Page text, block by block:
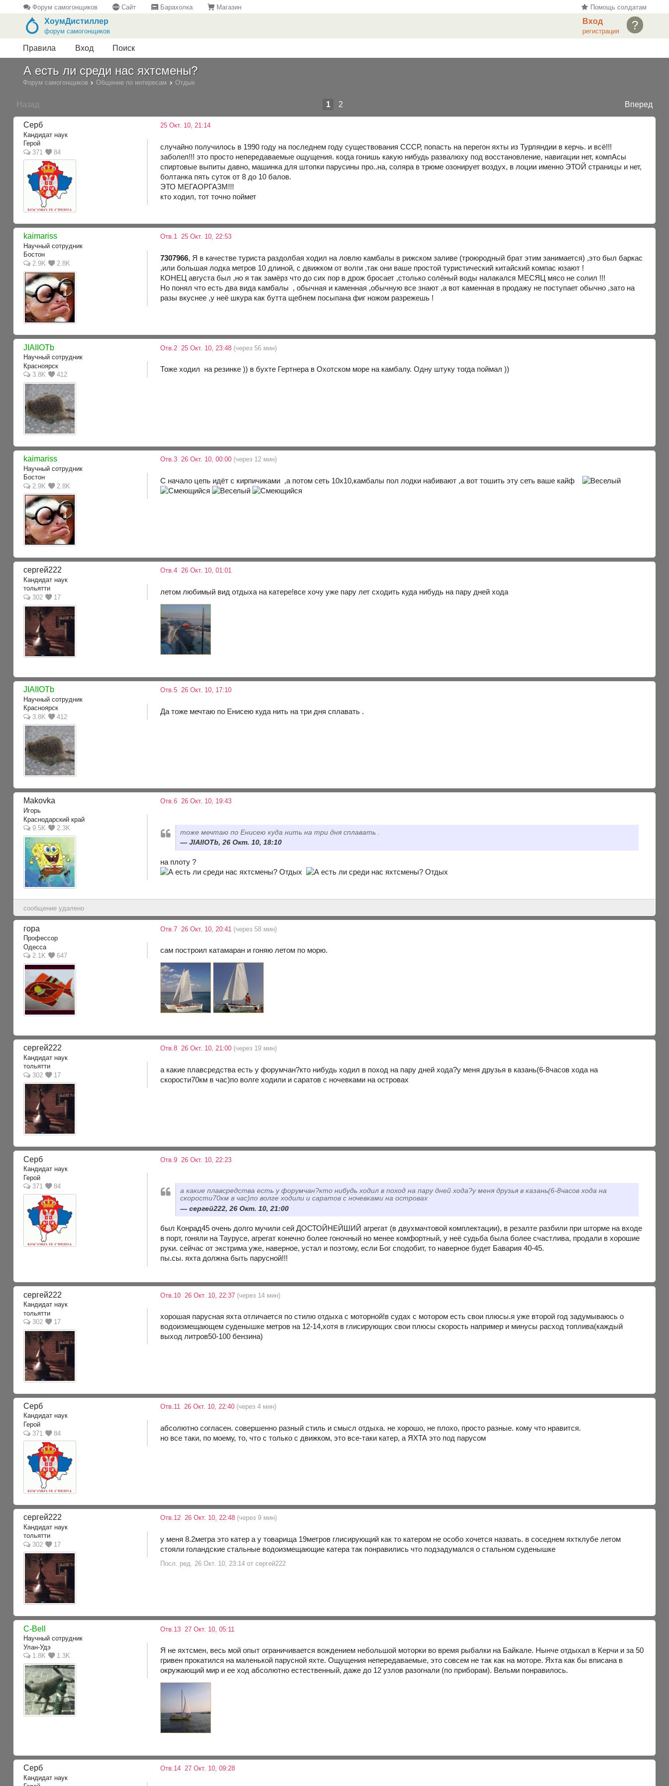
Форум самогонщиков Сайт Барахолка Магазин Помощь солдатам
?
Вход
регистрация
ХоумДистиллер
форум самогонщиков
Правила Вход Поиск
А есть ли среди нас яхтсмены?
Форум самогонщиков Общение по интересам Отдых
Назад Вперед
1 2
Серб
Кандидат наук
Герой
371
84
25 Окт. 10, 21:14
случайно получилось в 1990 году на последнем году существования СССР, попасть на перегон яхты из Турляндии в керчь. и всё!!!
заболел!!! это просто непередаваемые ощущения. когда гонишь какую нибудь развалюху под восстановление, навигации нет, компАсы
спиртовые выпиты давно, машинка для штопки парусины про..на, соляра в трюме озонирует воздух, в лоции именно ЭТОЙ страницы и нет,
болтанка пять суток от 8 до 10 балов.
ЭТО МЕГАОРГАЗМ!!!
кто ходил, тот точно поймет
kaimariss
Научный сотрудник
Бостон
2.9K
2.8K
Отв.1 25 Окт. 10, 22:53
7307966, Я в качестве туриста раздолбая ходил на ловлю камбалы в рижском заливе (троюродный брат этим занимается) ,это был баркас
,или большая лодка метров 10 длиной, с движком от волги ,так они ваше простой туристический китайский компас юзают !
КОНЕЦ августа был ,но я так замёрз что до сих пор в дрож бросает ,столько солёный воды налакался МЕСЯЦ мясо не солил !!!
Но понял что есть два вида камбалы , обычная и каменная ,обычную все знают ,а вот каменная в продажу не поступает обычно ,зато на
разы вкуснее ,у неё шкура как бутта щебнем посыпана фиг ножом разрежешь !
JIAIIOTb
Научный сотрудник
Красноярск
3.8K
412
Отв.2 25 Окт. 10, 23:48 (через 56 мин)
Тоже ходил на резинке )) в бухте Гертнера в Охотском море на камбалу. Одну штуку тогда поймал ))
kaimariss
Научный сотрудник
Бостон
2.9K
2.8K
Отв.3 26 Окт. 10, 00:00 (через 12 мин)
С начало цепь идёт с кирпичиками ,а потом сеть 10х10,камбалы пол лодки набивают ,а вот тошить эту сеть ваше кайф
сергей222
Кандидат наук
тольятти
302
17
Отв.4 26 Окт. 10, 01:01
летом любимый вид отдыха на катере!все хочу уже пару лет сходить куда нибудь на пару дней хода
JIAIIOTb
Научный сотрудник
Красноярск
3.8K
412
Отв.5 26 Окт. 10, 17:10
Да тоже мечтаю по Енисею куда нить на три дня сплавать .
Makovka
Игорь
Краснодарский край
9.5K
2.3K
Отв.6 26 Окт. 10, 19:43
тоже мечтаю по Енисею куда нить на три дня сплавать .
JIAIIOTb, 26 Окт. 10, 18:10
на плоту ?
сообщение удалено
гора
Профессор
Одесса
2.1K
647
Отв.7 26 Окт. 10, 20:41 (через 58 мин)
сам построил катамаран и гоняю летом по морю.
сергей222
Кандидат наук
тольятти
302
17
Отв.8 26 Окт. 10, 21:00 (через 19 мин)
а какие плавсредства есть у форумчан?кто нибудь ходил в поход на пару дней хода?у меня друзья в казань(6-8часов хода на
скорости70км в час)по волге ходили и саратов с ночевками на островах
Серб
Кандидат наук
Герой
371
84
Отв.9 26 Окт. 10, 22:23
а какие плавсредства есть у форумчан?кто нибудь ходил в поход на пару дней хода?у меня друзья в казань(6-8часов хода на
скорости70км в час)по волге ходили и саратов с ночевками на островах
сергей222, 26 Окт. 10, 21:00
был Конрад45 очень долго мучили сей ДОСТОЙНЕЙШИЙ агрегат (в двухмачтовой комплектации), в резалте разбили при шторме на входе
в порт, гоняли на Таурусе, агрегат конечно более гоночный но менее комфортный, у неё судьба была более счастлива, продали в хорошие
руки. сейчас от экстрима уже, наверное, устал и поэтому, если Бог сподобит, то наверное будет Бавария 40-45.
пы.сы. яхта должна быть парусной!!!
сергей222
Кандидат наук
тольятти
302
17
Отв.10 26 Окт. 10, 22:37 (через 14 мин)
хорошая парусная яхта отличается по стилю отдыха с моторной!в судах с мотором есть свои плюсы.я уже второй год задумываюсь о
водоизмещающем суденышке метров на 12-14,хотя в глисирующих свои плюсы скорость например и минусы расход топлива(каждый
выход литров50-100 бензина)
Серб
Кандидат наук
Герой
371
84
Отв.11 26 Окт. 10, 22:40 (через 4 мин)
абсолютно согласен. совершенно разный стиль и смысл отдыха. не хорошо, не плохо, просто разные. кому что нравится.
но все таки, по моему, то, что с только с движком, это все-таки катер, а ЯХТА это под парусом
сергей222
Кандидат наук
тольятти
302
17
Отв.12 26 Окт. 10, 22:48 (через 9 мин)
у меня 8.2метра это катер а у товарища 19метров глисирующий как то катером не особо хочется назвать. в соседнем яхтклубе летом
стояли голандские стальные водоизмещающие катера так понравились что подзадумался о стальном суденышке
Посл. ред. 26 Окт. 10, 23:14 от сергей222
C-Bell
Научный сотрудник
Улан-Удэ
1.8K
1.3K
Отв.13 27 Окт. 10, 05:11
Я не яхтсмен, весь мой опыт ограничивается вождением небольшой моторки во время рыбалки на Байкале. Нынче отдыхал в Керчи и за 50
гривен прокатился на маленькой парусной яхте. Ощущения непередаваемые, это совсем не так как на моторе. Яхта как бы вписана в
окружающий мир и ее ход абсолютно естественный, даже до 12 узлов разогнали (по приборам). Вельми понравилось.
Серб
Кандидат наук
Отв.14 27 Окт. 10, 09:28